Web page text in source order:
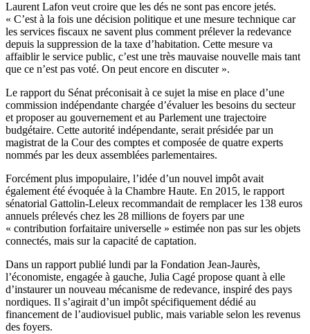
Laurent Lafon veut croire que les dés ne sont pas encore jetés.
« C’est à la fois une décision politique et une mesure technique car
les services fiscaux ne savent plus comment prélever la redevance
depuis la suppression de la taxe d’habitation. Cette mesure va
affaiblir le service public, c’est une très mauvaise nouvelle mais tant
que ce n’est pas voté. On peut encore en discuter ».
Le rapport du Sénat préconisait à ce sujet la mise en place d’une
commission indépendante chargée d’évaluer les besoins du secteur
et proposer au gouvernement et au Parlement une trajectoire
budgétaire. Cette autorité indépendante, serait présidée par un
magistrat de la Cour des comptes et composée de quatre experts
nommés par les deux assemblées parlementaires.
Forcément plus impopulaire, l’idée d’un nouvel impôt avait
également été évoquée à la Chambre Haute. En 2015, le rapport
sénatorial Gattolin-Leleux recommandait de remplacer les 138 euros
annuels prélevés chez les 28 millions de foyers par une
« contribution forfaitaire universelle » estimée non pas sur les objets
connectés, mais sur la capacité de captation.
Dans un rapport publié lundi par la Fondation Jean-Jaurès,
l’économiste, engagée à gauche, Julia Cagé propose quant à elle
d’instaurer un nouveau mécanisme de redevance, inspiré des pays
nordiques. Il s’agirait d’un impôt spécifiquement dédié au
financement de l’audiovisuel public, mais variable selon les revenus
des foyers.